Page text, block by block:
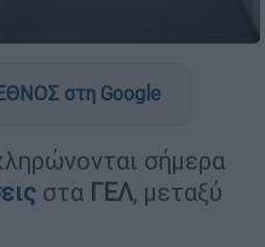
στη Google
σήμερα
στα ΓΕΛ, μεταξύ